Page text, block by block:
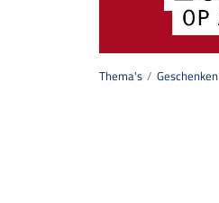
Thema's Geschenken